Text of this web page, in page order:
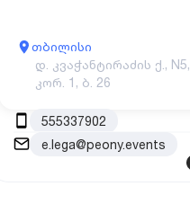
თბილისი
დ. კვაჭანტირაძის ქ., N5,
კორ. 1, ბ. 26
555337902
e.lega@peony.events